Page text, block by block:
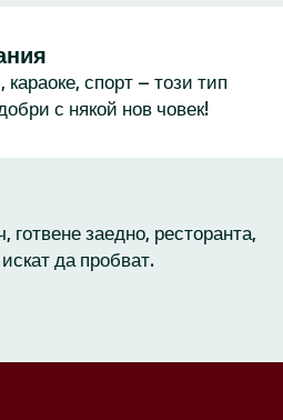
спорт – този тип
с някой нов човек!
заедно, ресторанта,
да пробват.